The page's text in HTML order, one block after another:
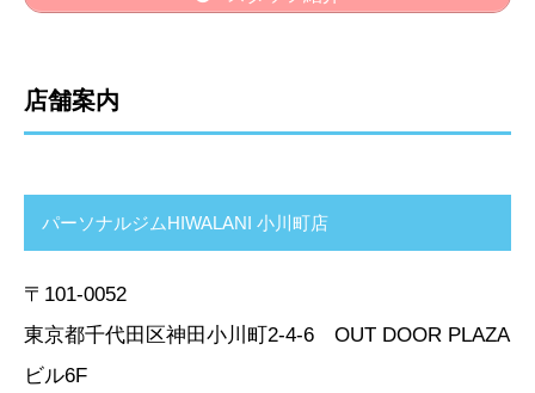
店舗案内
パーソナルジムHIWALANI 小川町店
〒101-0052
東京都千代田区神田小川町2-4-6 OUT DOOR PLAZA
ビル6F